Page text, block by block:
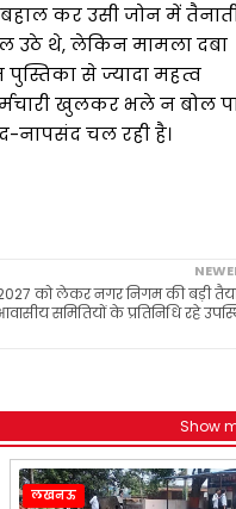
कर उसी जोन में
उठे थे, लेकिन मामला दबा
से ज्यादा महत्व
खुलकर भले न बोल
नापसंद चल रही है।
को लेकर नगर निगम की बड़ी
समितियों के प्रतिनिधि रहे
Show
लखनऊ